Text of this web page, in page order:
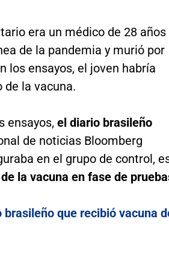
era un médico de 28 años
de la pandemia y murió por
los ensayos, el joven habría
de la vacuna.
ensayos, el diario brasileño
de noticias Bloomberg
en el grupo de control,
la vacuna en fase de
que recibió vacuna